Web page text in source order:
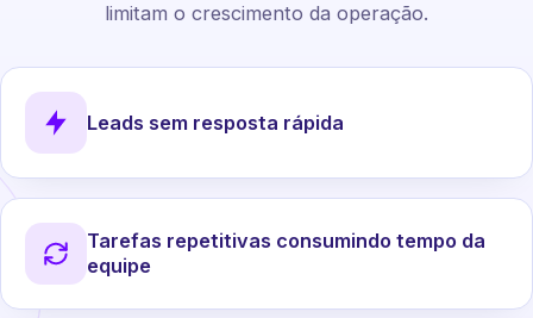
limitam o crescimento da operação.
Leads sem resposta rápida
Tarefas repetitivas consumindo tempo da
equipe